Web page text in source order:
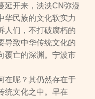
延开来，泱泱CN弥漫
华民族的文化软实力
人们，不打破腐朽的
导致中华传统文化的
覆亡的深渊。宁波市
在呢？其仍然存在于
统文化之中。早在